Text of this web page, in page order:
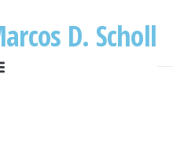
D. Scholl